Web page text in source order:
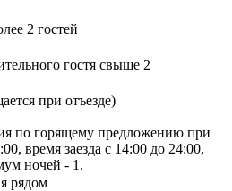
2 гостей
гостя свыше 2
при отъезде)
по горящему предложению при
время заезда с 14:00 до 24:00,
ночей - 1.
рядом